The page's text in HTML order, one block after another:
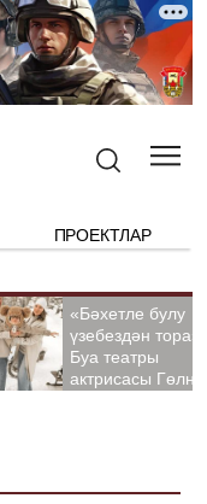
ПРОЕКТЛАР
«Бәхетле булу
үзебездән тора».
Буа театры
актрисасы